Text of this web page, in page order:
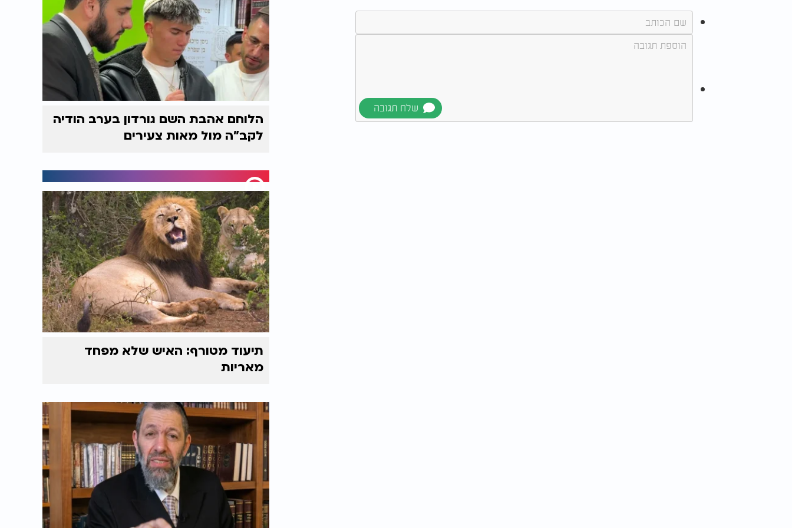
הלוחם אהבת השם גורדון בערב הודיה
לקב"ה מול מאות צעירים
תיעוד מטורף: האיש שלא מפחד
מאריות